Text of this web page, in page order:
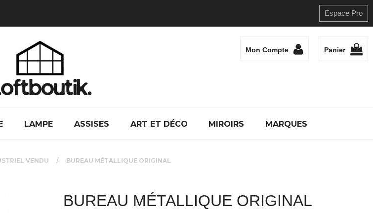
Espace Pro
Mon Compte Panier
LAMPE ASSISES ART ET DÉCO MIROIRS MARQUES
VENDU BUREAU MÉTALLIQUE ORIGINAL
BUREAU MÉTALLIQUE ORIGINAL